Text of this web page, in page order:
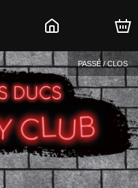
PASSÉ / CLOS